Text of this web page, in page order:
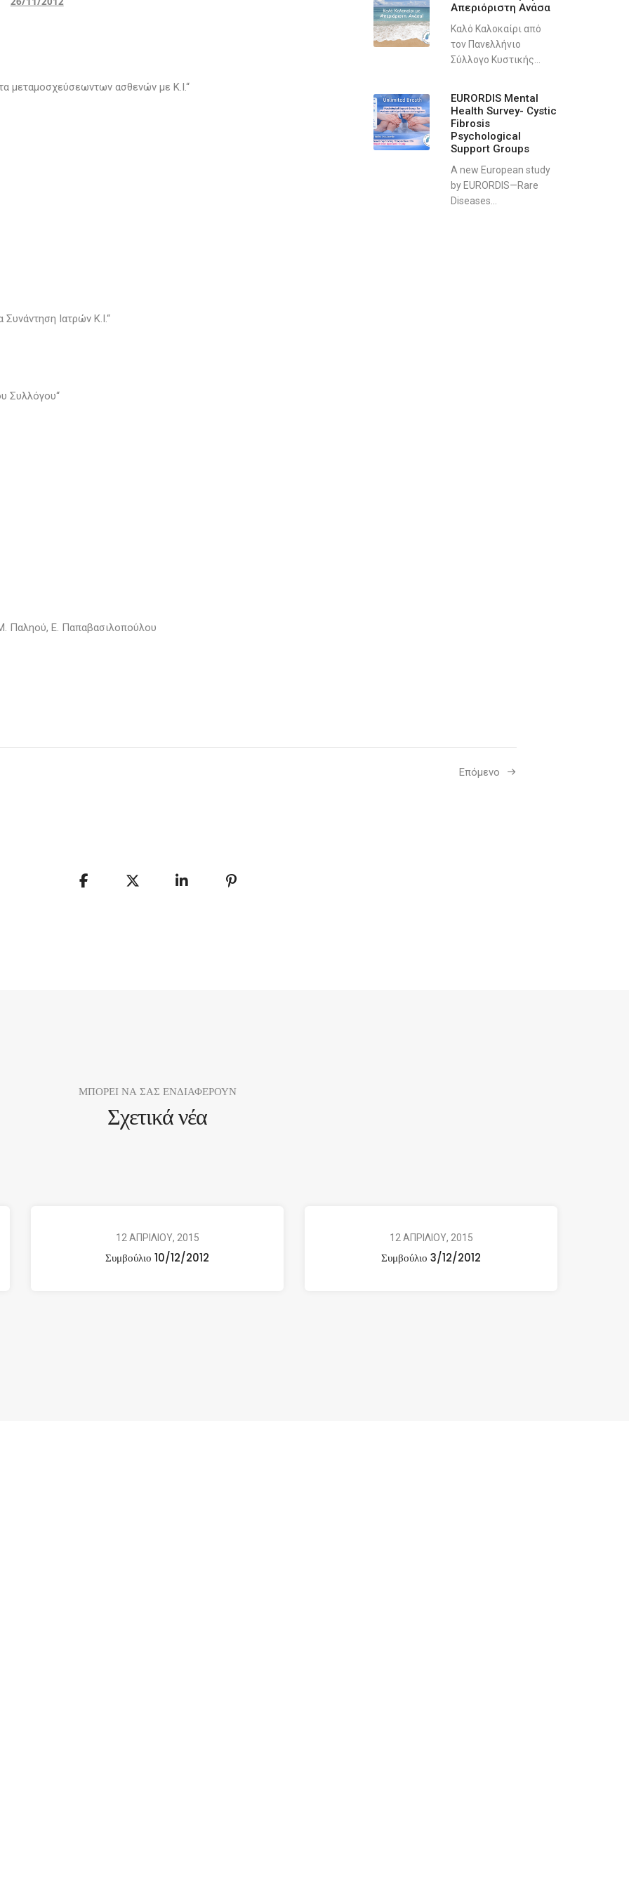
μεταμοσχεύσεωντων ασθενών με Κ.Ι.“
Ιατρών Κ.Ι.“
Συλλόγου“
Παληού, Ε. Παπαβασιλοπούλου
Απεριόριστη Ανάσα
Καλό Καλοκαίρι από
τον Πανελλήνιο
Σύλλογο Κυστικής...
EURORDIS Mental
Health Survey- Cystic
Fibrosis
Psychological
Support Groups
A new European study
by EURORDIS—Rare
Diseases...
Επόμενο
ΜΠΟΡΕΙ ΝΑ ΣΑΣ ΕΝΔΙΑΦΕΡΟΥΝ
Σχετικά νέα
12 ΑΠΡΙΛΙΟΥ, 2015
Συμβούλιο 10/12/2012
12 ΑΠΡΙΛΙΟΥ, 2015
Συμβούλιο 3/12/2012